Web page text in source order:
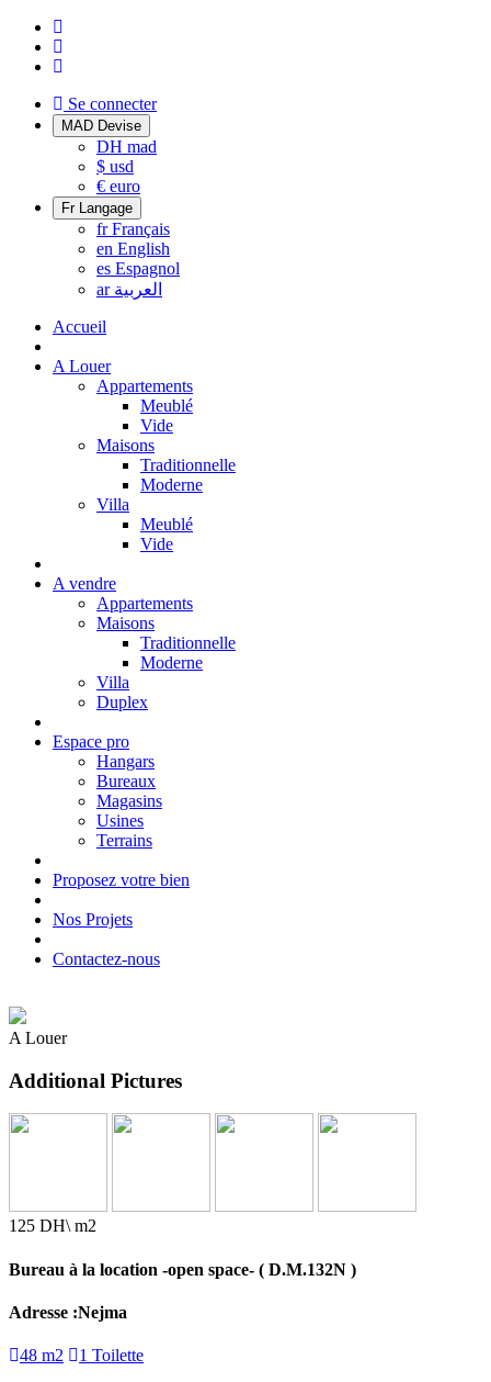
Se connecter
MAD Devise
DH mad
$ usd
€ euro
FrLangage
frFrançais
en English
es Espagnol
ar العربية
Accueil
A Louer
Appartements
Meublé
Vide
Maisons
Traditionnelle
Moderne
Villa
Meublé
Vide
A vendre
Appartements
Maisons
Traditionnelle
Moderne
Villa
Duplex
Espace pro
Hangars
Bureaux
Magasins
Usines
Terrains
Proposez votre bien
Nos Projets
Contactez-nous
A Louer
Additional Pictures
125 DH\ m2
Bureau à la location -open space- ( D.M.132N )
Adresse :Nejma
48 m2
1 Toilette